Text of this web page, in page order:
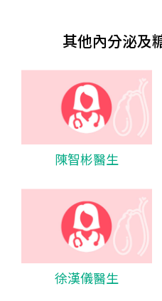
其他內分泌及
陳智彬醫生
徐漢儀醫生